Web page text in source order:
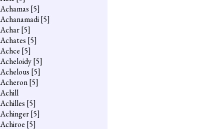
Achamas [5]
Achanamadi[5]
Achar[5]
Achates [5]
Achce [5]
Acheloidy[5]
Achelous [5]
Acheron[5]
Achill
Achilles [5]
Achinger[5]
Achiroe [5]